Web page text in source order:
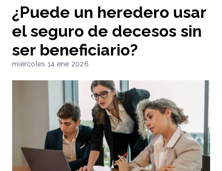
¿Puede un heredero usar
el seguro de decesos sin
ser beneficiario?
miércoles 14 ene 2026